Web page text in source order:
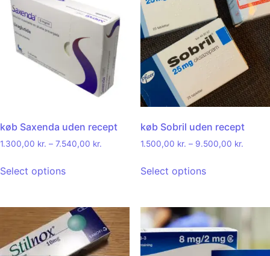
køb Saxenda uden recept
1.300,00 kr. – 7.540,00 kr.
Select options
køb Sobril uden recept
1.500,00 kr. – 9.500,00 kr.
Select options